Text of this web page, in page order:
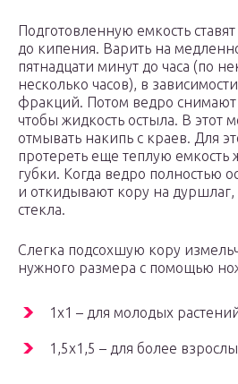
Подготовленную емкость
до кипения. Варить на
пятнадцати минут до часа (по
несколько часов), в
фракций. Потом ведро снимают
чтобы жидкость остыла. В этот
отмывать накипь с краев. Для
протереть еще теплую емкость
губки. Когда ведро полностью
и откидывают кору на
стекла.
Слегка подсохшую кору
нужного размера с помощью
1х1 – для молодых
1,5х1,5 – для более